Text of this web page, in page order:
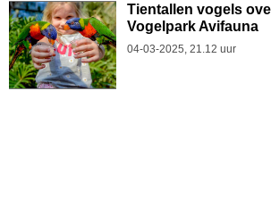
Tientallen vogels
Vogelpark Avifauna
04-03-2025, 21.12 uur